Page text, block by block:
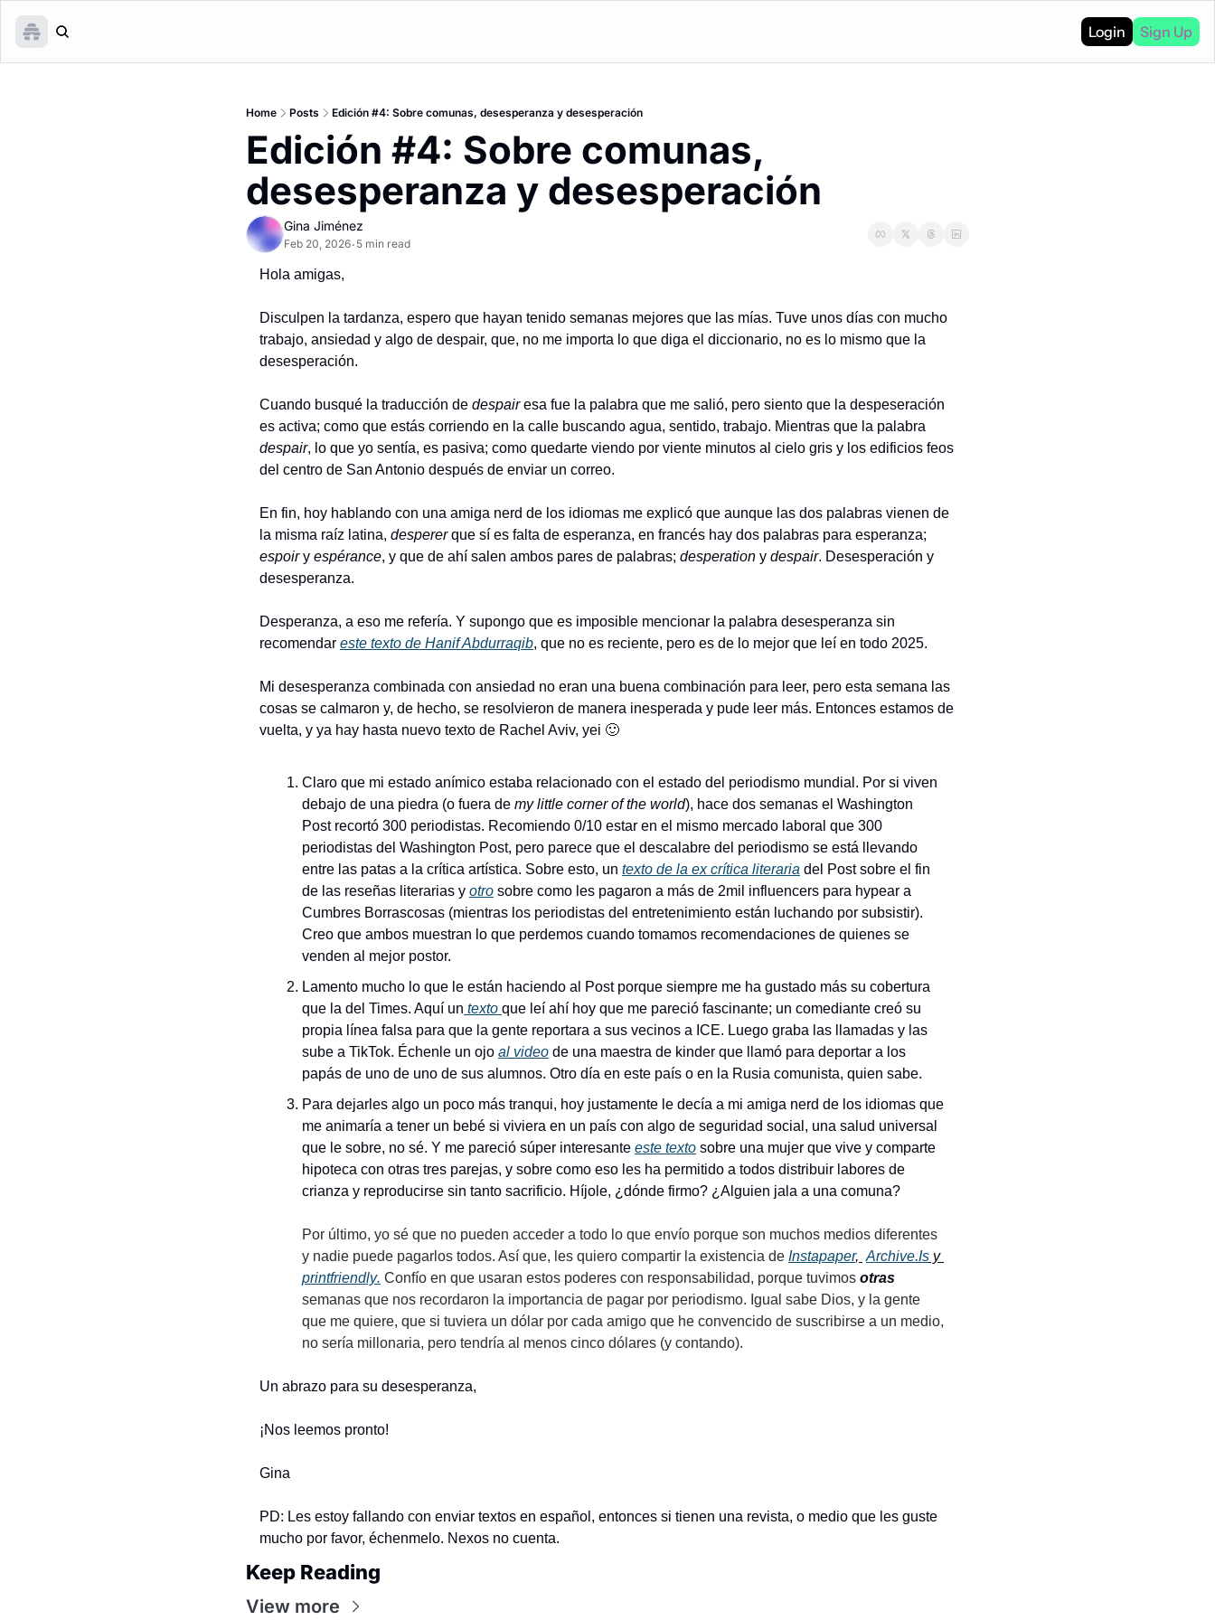
Login Sign Up
Home Posts Edición #4: Sobre comunas, desesperanza y desesperación
Edición #4: Sobre comunas,
desesperanza y desesperación
Gina Jiménez
Feb 20, 2026• 5 min read
Hola amigas,
Disculpen la tardanza, espero que hayan tenido semanas mejores que las mías. Tuve unos días con mucho
trabajo, ansiedad y algo de despair, que, no me importa lo que diga el diccionario, no es lo mismo que la
desesperación.
Cuando busqué la traducción de despair esa fue la palabra que me salió, pero siento que la despeseración
despair, lo que yo sentía, es pasiva; como quedarte viendo por viente minutos al cielo gris y los edificios feos
del centro de San Antonio después de enviar un correo.
En fin, hoy hablando con una amiga nerd de los idiomas me explicó que aunque las dos palabras vienen de
la misma raíz latina, desperer
espoir y espérance, y que de ahí salen ambos pares de palabras; desperation y despair. Desesperación y
desesperanza.
Desperanza, a eso me refería. Y supongo que es imposible mencionar la palabra desesperanza sin
recomendar este texto de Hanif Abdurraqib, que no es reciente, pero es de lo mejor que leí en todo 2025.
Mi desesperanza combinada con ansiedad no eran una buena combinación para leer, pero esta semana las
cosas se calmaron y, de hecho, se resolvieron de manera inesperada y pude leer más. Entonces estamos de
vuelta, y ya hay hasta nuevo texto de Rachel Aviv, yei 🙂
Claro que mi estado anímico estaba relacionado con el estado del periodismo mundial. Por si viven
debajo de una piedra (o fuera de my little corner of the world), hace dos semanas el Washington
Post recortó 300 periodistas. Recomiendo 0/10 estar en el mismo mercado laboral que 300
periodistas del Washington Post, pero parece que el descalabre del periodismo se está llevando
entre las patas a la crítica artística. Sobre esto, un texto de la ex crítica literaria del Post sobre el fin
de las reseñas literarias y otro sobre como les pagaron a más de 2mil influencers para hypear a
Cumbres Borrascosas (mientras los periodistas del entretenimiento están luchando por subsistir).
Creo que ambos muestran lo que perdemos cuando tomamos recomendaciones de quienes se
venden al mejor postor.
Lamento mucho lo que le están haciendo al Post porque siempre me ha gustado más su cobertura
que la del Times. Aquí un texto que leí ahí hoy que me pareció fascinante; un comediante creó su
propia línea falsa para que la gente reportara a sus vecinos a ICE. Luego graba las llamadas y las
sube a TikTok. Échenle un ojo al video de una maestra de kinder que llamó para deportar a los
papás de uno de uno de sus alumnos. Otro día en este país o en la Rusia comunista, quien sabe.
Para dejarles algo un poco más tranqui, hoy justamente le decía a mi amiga nerd de los idiomas que
me animaría a tener un bebé si viviera en un país con algo de seguridad social, una salud universal
que le sobre, no sé. Y me pareció súper interesante este texto sobre una mujer que vive y comparte
hipoteca con otras tres parejas, y sobre como eso les ha permitido a todos distribuir labores de
crianza y reproducirse sin tanto sacrificio. Híjole, ¿dónde firmo? ¿Alguien jala a una comuna?
Por último, yo sé que no pueden acceder a todo lo que envío porque son muchos medios diferentes
y nadie puede pagarlos todos. Así que, les quiero compartir la existencia de Instapaper, Archive.Is
y
printfriendly. Confío en que usaran estos poderes con responsabilidad, porque tuvimos otras
semanas que nos recordaron la importancia de pagar por periodismo. Igual sabe Dios, y la gente
que me quiere, que si tuviera un dólar por cada amigo que he convencido de suscribirse a un medio,
no sería millonaria, pero tendría al menos cinco dólares (y contando).
Un abrazo para su desesperanza,
¡Nos leemos pronto!
Gina
PD: Les estoy fallando con enviar textos en español, entonces si tienen una revista, o medio que les guste
mucho por favor, échenmelo. Nexos no cuenta.
Keep Reading
View more